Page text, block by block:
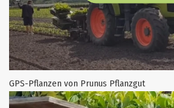
GPS-Pflanzen von Prunus Pflanzgut